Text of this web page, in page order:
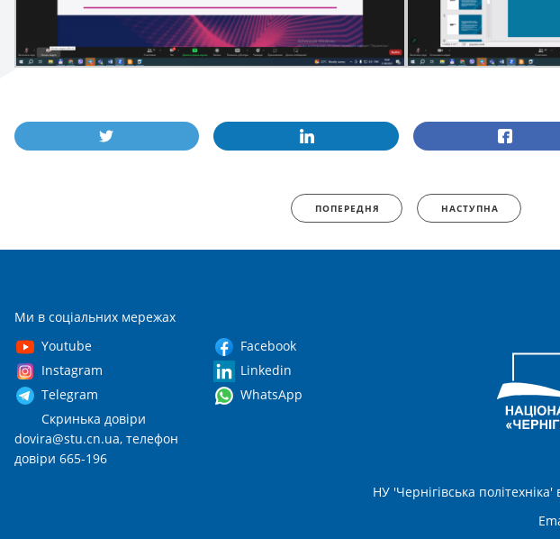
ПОПЕРЕДНЯ НАСТУПНА
Ми в соціальних мережах
Youtube
Facebook
Instagram
Linkedin
Telegram
WhatsApp
Скринька довіри
dovira@stu.cn.ua, телефон
довіри 665-196
НУ 'Чернігівська